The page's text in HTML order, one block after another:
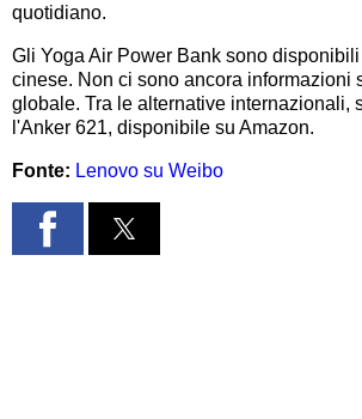
quotidiano.
Gli Yoga Air Power Bank sono
cinese. Non ci sono ancora informazioni
globale. Tra le alternative internazionali,
l'Anker 621, disponibile su Amazon.
Fonte: Lenovo su Weibo